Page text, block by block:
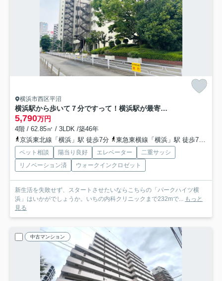
横浜市西区平沼
横浜駅から歩いて７分ですって！横浜駅が最寄りって、神奈川の最上級って感じがします！みなとみらいとはちょっと違うヨコハマって感じがちょっとイイ！！『パークハイツ横浜』リノベーション
5,790万円
4階 / 62.85㎡ / 3LDK /築46年
京浜東北線「横浜」駅 徒歩7分
東急東横線「横浜」駅 徒歩7分
ペット相談 陽当り良好 エレベーター
二重サッシ
リノベーション済
ウォークインクロゼット
新生活を失敗せず、スタートさせたいならこちらの「パークハイツ横
浜」はいかがでしょうか。いちの内科クリニックまで232mで... もっと
見る
中古マンション